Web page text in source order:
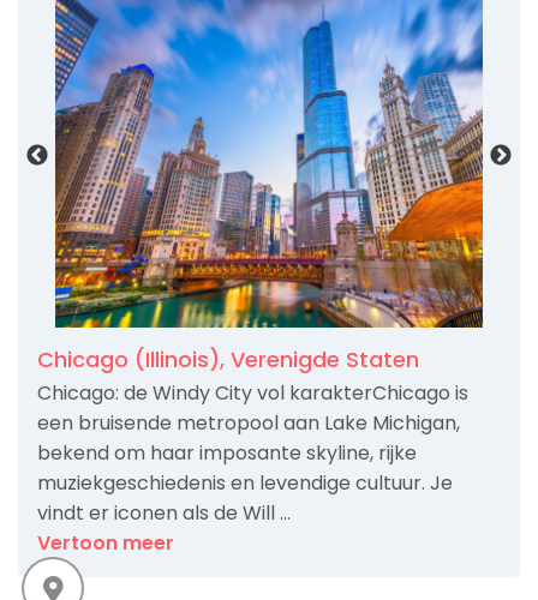
Chicago (Illinois), Verenigde Staten
Chicago: de Windy City vol karakterChicago is
een bruisende metropool aan Lake Michigan,
bekend om haar imposante skyline, rijke
muziekgeschiedenis en levendige cultuur. Je
vindt er iconen als de Will ...
Vertoon meer